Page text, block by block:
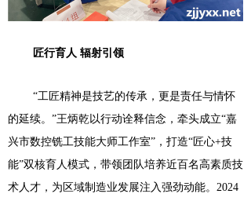
匠行育人 辐射引领
“工匠精神是技艺的传承，更是责任与情怀
的延续。”王炳乾以行动诠释信念，牵头成立“嘉
兴市数控铣工技能大师工作室”，打造“匠心+技
能”双核育人模式 ， 带领团队培养近百名高素质技
术人才， 为区域制造业发展注入强劲动能。 2024